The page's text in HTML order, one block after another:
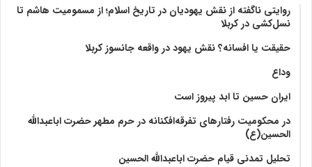
روایتی ناگفته از نقش یهودیان در تاریخ اسلام؛ از مسمومیت هاشم تا
نسل‌کشی در کربلا
حقیقت یا افسانه؟‌ نقش یهود در واقعه جانسوز کربلا
وداع
ایران حسین تا ابد پیروز است
در محکومیت رفتارهای تفرقه‌افکنانه در حرم مطهر حضرت اباعبدالله
الحسین(ع)
تحلیل تمدنی قیام حضرت اباعبدالله الحسین